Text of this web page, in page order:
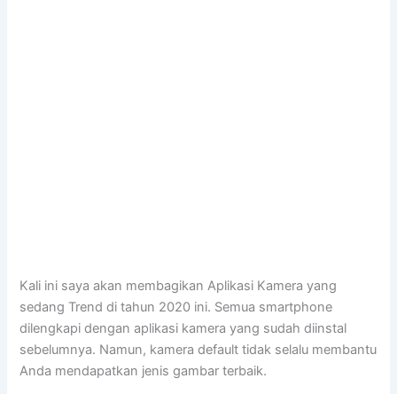
Kali ini saya akan membagikan Aplikasi Kamera yang
sedang Trend di tahun 2020 ini. Semua smartphone
dilengkapi dengan aplikasi kamera yang sudah diinstal
sebelumnya. Namun, kamera default tidak selalu membantu
Anda mendapatkan jenis gambar terbaik.